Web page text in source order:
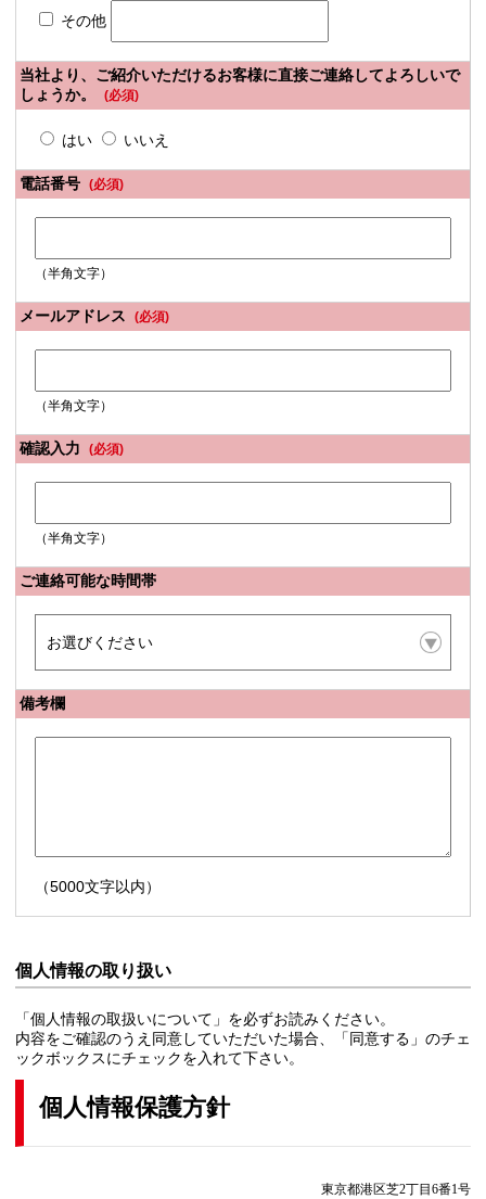
その他
当社より、ご紹介いただけるお客様に直接ご連絡してよろしいで
しょうか。
(必須)
はい いいえ
電話番号 (必須)
（半角文字）
メールアドレス (必須)
（半角文字）
確認入力 (必須)
（半角文字）
ご連絡可能な時間帯
備考欄
（5000文字以内）
個人情報の取り扱い
「個人情報の取扱いについて」を必ずお読みください。
内容をご確認のうえ同意していただいた場合、「同意する」のチェ
ックボックスにチェックを入れて下さい。